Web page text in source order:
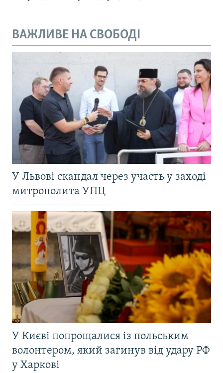
ВАЖЛИВЕ НА СВОБОДІ
У Львові скандал через участь у заході
митрополита УПЦ
У Києві попрощалися із польським
волонтером, який загинув від удару РФ
у Харкові